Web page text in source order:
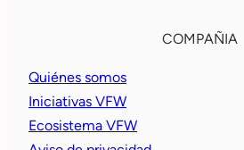
COMPAÑIA
Quiénes somos
Iniciativas VFW
Ecosistema VFW